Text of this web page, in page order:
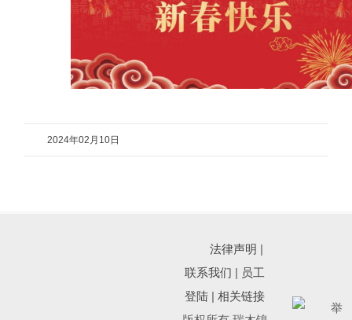
2024年02月10日
法律声明 |
联系我们 | 员工
登陆 |相关链接